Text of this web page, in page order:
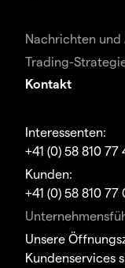
Nachrichten und
Trading-
Kontakt
Interessenten:
+41 (0) 58 810 77
Kunden:
+41 (0) 58 810 77
Unsere
Kundenservices